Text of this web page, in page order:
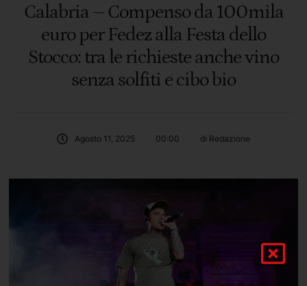
Calabria – Compenso da 100mila
euro per Fedez alla Festa dello
Stocco: tra le richieste anche vino
senza solfiti e cibo bio
Agosto 11, 2025 00:00 di Redazione